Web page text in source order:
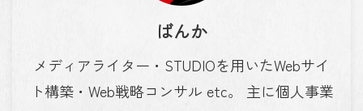
ばんか
メディアライター・STUDIOを用いたWebサイ
ト構築・Web戦略コンサル etc。 主に個人事業